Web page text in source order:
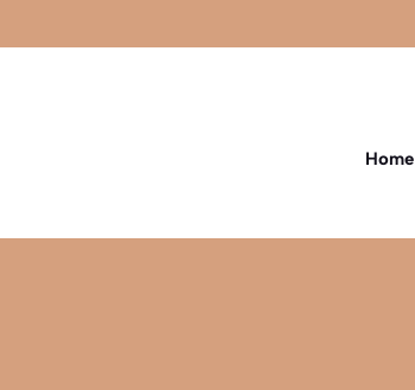
Home